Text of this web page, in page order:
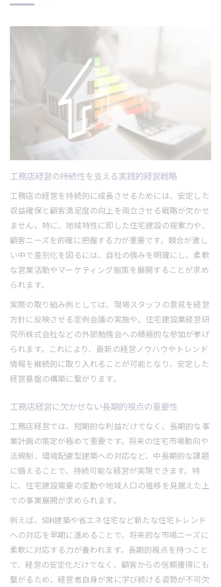
工務店経営の持続性を支える実践的経営戦略
工務店の経営を持続的に成長させるためには、安定した
収益確保と顧客満足度の向上を両立させる戦略が欠かせ
ません。特に、地域特性に即した住宅建設の提案力や、
顧客ニーズを的確に把握する力が重要です。競合が激し
い中で差別化を図るには、自社の強みを明確にし、柔軟
な営業活動やマーケティング施策を展開することが求め
られます。
実際の取り組み例としては、現場スタッフの意見を経営
方針に反映させる定例会議の実施や、住宅建設業経営研
究所株式会社などの外部勉強会への積極的な参加が挙げ
られます。これにより、最新の経営ノウハウやトレンド
情報を継続的に取り入れることが可能となり、安定した
経営基盤の構築に繋がります。
工務店経営に欠かせない長期的視点の重要性
工務店経営では、短期的な利益だけでなく、長期的な事
業計画の策定が極めて重要です。将来の住宅市場動向や
法規制、環境配慮型建築への対応など、中長期的な課題
に備えることで、持続可能な経営が実現できます。特
に、住宅建設需要の変動や地域人口の推移を見据えた上
での事業展開が求められます。
例えば、SDH建築や省エネ住宅など新たな住宅トレンド
への対応を早期に進めることで、将来的な市場ニーズに
柔軟に対応する力が養われます。長期的視点を持つこと
で、経営の安定化だけでなく、顧客からの信頼獲得にも
繋がるため、経営者自身が常に学び続ける姿勢が不可欠